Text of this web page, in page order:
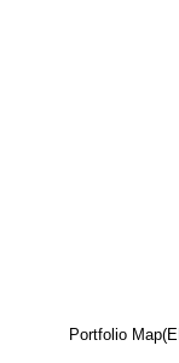
Portfolio